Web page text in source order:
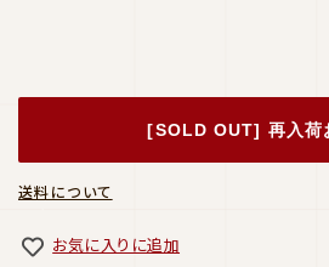
[SOLD OUT] 再入荷
送料について
お気に入りに追加